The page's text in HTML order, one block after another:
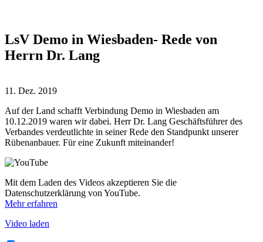
LsV Demo in Wiesbaden- Rede von
Herrn Dr. Lang
11. Dez. 2019
Auf der Land schafft Verbindung Demo in Wiesbaden am
10.12.2019 waren wir dabei. Herr Dr. Lang Geschäftsführer des
Verbandes verdeutlichte in seiner Rede den Standpunkt unserer
Rübenanbauer. Für eine Zukunft miteinander!
Mit dem Laden des Videos akzeptieren Sie die
Datenschutzerklärung von YouTube.
Mehr erfahren
Video laden